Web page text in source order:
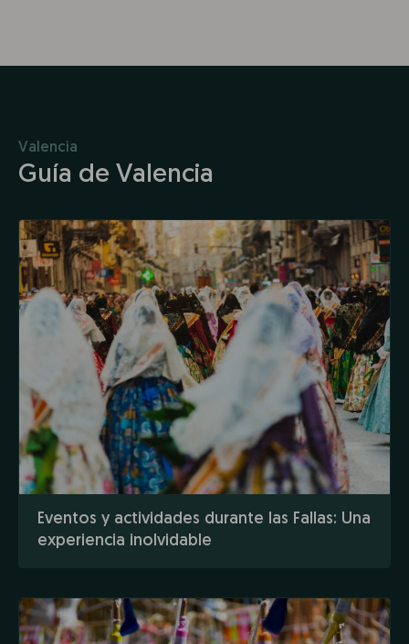
Valencia
Guía de Valencia
Eventos y actividades durante las Fallas: Una
experiencia inolvidable